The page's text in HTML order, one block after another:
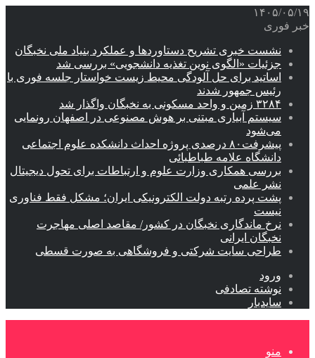
۱۴۰۵/۰۵/۱۹
خبر فوری
نشست خبری تشریح دستاوردها و عملکرد بنیاد ملی نخبگان
جزئیات «الگوی نوین تغذیه دانشجویی» بررسی شد
اساتید برای حل آلودگی محیط زیست خواستار جلسه فوری با
رئیس جمهور شدند
۳۲۸۴ زمین و واحد مسکونی به نخبگان واگذار شد
سیستم آبیاری مبتنی بر هوش مصنوعی در اصفهان رونمایی
می‌شود
پیشرفت۸۰ درصدی پروژه احداث دانشکده علوم اجتماعی
دانشگاه علامه طباطبائی
بررسی همکاری وزارت علوم و ارتباطات برای تحول دیجیتال
نشر علمی
پشت پرده رتبه دولت الکترونیکی ایران؛ مشکل فقط فناوری
نیست
نرخ ماندگاری نخبگان در کشور/ مقاصد اصلی مهاجرت
نخبگان ایرانی
طراحی سایت شرکتی و فروشگاهی به صورت قسطی
ورود
نوشته تصادفی
سایدبار
منو